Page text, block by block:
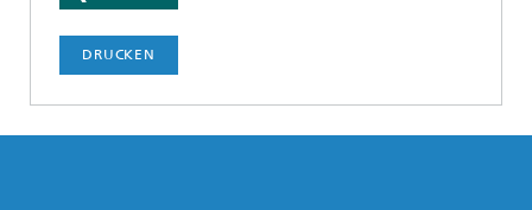
DRUCKEN